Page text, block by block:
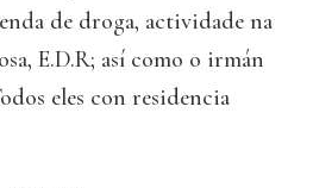
de droga, actividade na
E.D.R; así como o irmán
eles con residencia